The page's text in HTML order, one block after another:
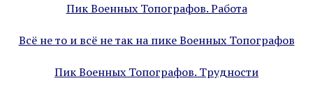
Пик Военных Топографов. Работа
Всё не то и всё не так на пике Военных Топографов
Пик Военных Топографов. Трудности